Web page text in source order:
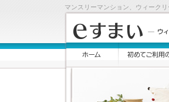
マンスリーマンション、ウィーク